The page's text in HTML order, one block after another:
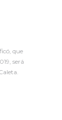
que
será